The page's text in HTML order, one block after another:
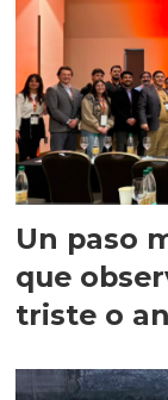
Un paso
que
triste o